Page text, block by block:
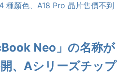
種顏色、A18 Pro 晶片售價不到
Neo」の名称が
、Aシリーズチップ